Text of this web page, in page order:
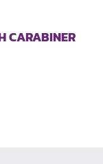
CARABINER